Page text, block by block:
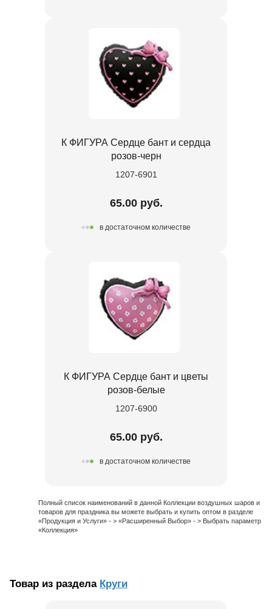
К ФИГУРА Сердце бант и сердца
розов-черн
1207-6901
65.00 руб.
в достаточном количестве
К ФИГУРА Сердце бант и цветы
розов-белые
1207-6900
65.00 руб.
в достаточном количестве
Полный список наименований в данной Коллекции воздушных шаров и
товаров для праздника вы можете выбрать и купить оптом в разделе
«Продукция и Услуги» - > «Расширенный Выбор» - > Выбрать параметр
«Коллекция»
Товар из раздела Круги